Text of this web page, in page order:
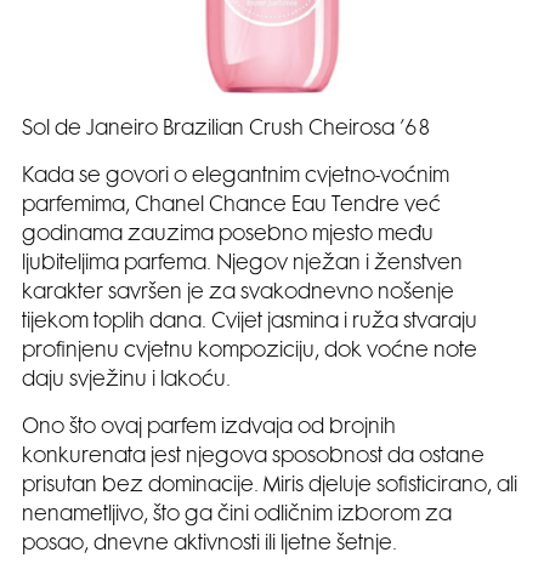
Sol de Janeiro Brazilian Crush Cheirosa ’68
Kada se govori o elegantnim cvjetno-voćnim
parfemima, Chanel Chance Eau Tendre već
godinama zauzima posebno mjesto među
ljubiteljima parfema. Njegov nježan i ženstven
karakter savršen je za svakodnevno nošenje
tijekom toplih dana. Cvijet jasmina i ruža stvaraju
profinjenu cvjetnu kompoziciju, dok voćne note
daju svježinu i lakoću.
Ono što ovaj parfem izdvaja od brojnih
konkurenata jest njegova sposobnost da ostane
prisutan bez dominacije. Miris djeluje sofisticirano, ali
nenametljivo, što ga čini odličnim izborom za
posao, dnevne aktivnosti ili ljetne šetnje.